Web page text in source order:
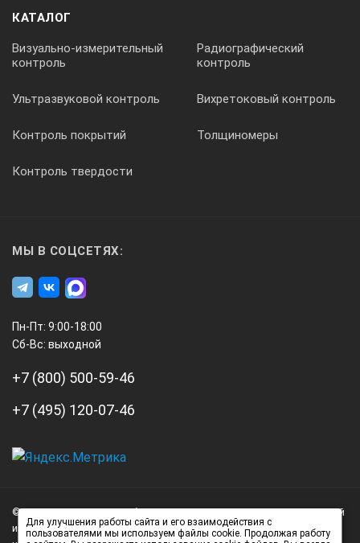
Вес
В комплект поставки входит:
переноски, контрольные выводы и 6 батарей АА
КАТАЛОГ
Визуально-измерительный
контроль
Радиографический
контроль
Ультразвуковой контроль Вихретоковый контроль
Контроль покрытий Толщиномеры
Контроль твердости
МЫ В СОЦСЕТЯХ:
Пн-Пт: 9:00-18:00
Сб-Вс: выходной
+7 (800) 500-59-46
+7 (495) 120-07-46
Нагорный
проезд
© 2026 А3 Инжиниринг Обращаем Ваше внимание на то, что данный
интернет-сайт носит исключительно информационный характер и
Для улучшения работы сайта и его взаимодействия с
пользователями мы используем файлы cookie. Продолжая работу